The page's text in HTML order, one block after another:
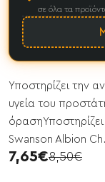
7,65€8,50€
σε όλα τα
Υποστηρίζει την
υγεία του
Swanson Albion